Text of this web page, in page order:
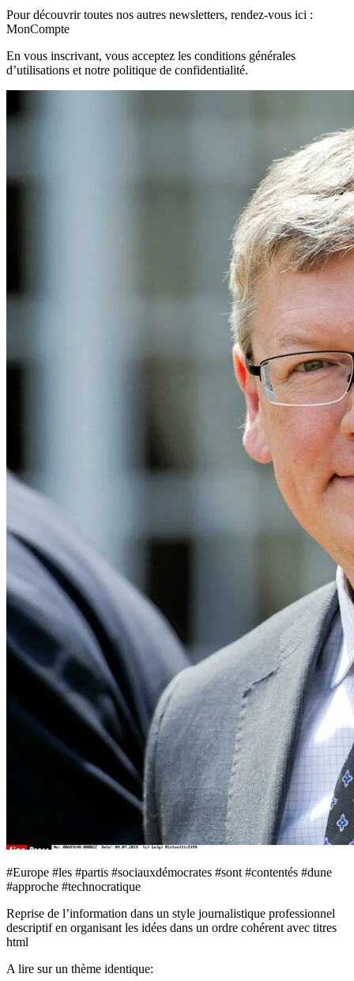
Pour découvrir toutes nos autres newsletters, rendez-vous ici :
MonCompte
En vous inscrivant, vous acceptez les conditions générales
d’utilisations et notre politique de confidentialité.
#Europe #les #partis #sociauxdémocrates #sont #contentés #dune
#approche #technocratique
Reprise de l’information dans un style journalistique professionnel
descriptif en organisant les idées dans un ordre cohérent avec titres
html
A lire sur un thème identique: